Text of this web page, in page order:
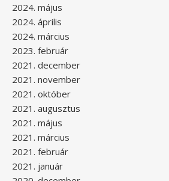
2024. május
2024. április
2024. március
2023. február
2021. december
2021. november
2021. október
2021. augusztus
2021. május
2021. március
2021. február
2021. január